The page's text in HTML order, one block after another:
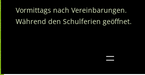
Vormittags nach Vereinbarungen.
Während den Schulferien geöffnet.